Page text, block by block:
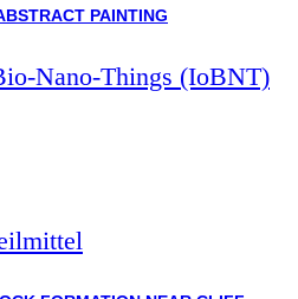
Nano-Things (IoBNT)